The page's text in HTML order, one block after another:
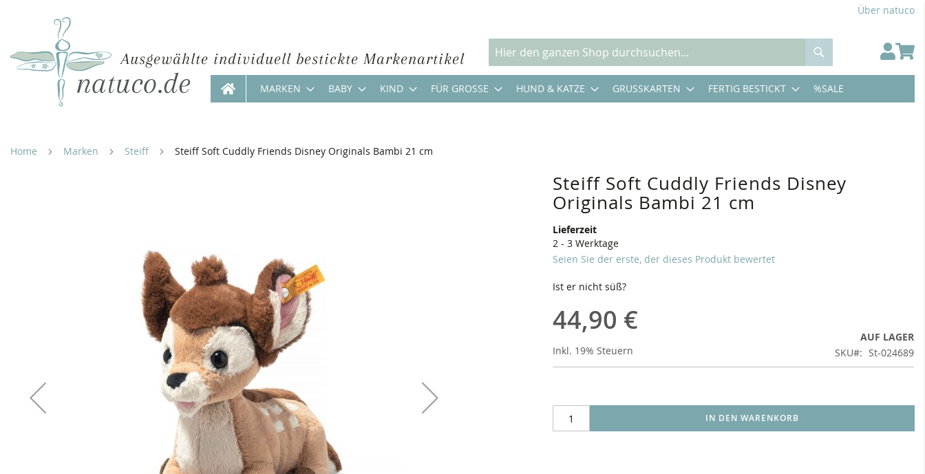
Über natuco
Ausgewählte individuell bestickte Markenartikel Suche
MARKEN BABY KIND FÜR GROSSE HUND & KATZE GRUSSKARTEN FERTIG BESTICKT %SALE
Inhalt
Home Marken Steiff Steiff Soft Cuddly Friends Disney Originals Bambi 21 cm
Steiff Soft Cuddly Friends Disney
Originals Bambi 21 cm
Lieferzeit
2 - 3 Werktage
Seien Sie der erste, der dieses Produkt bewertet
Ist er nicht süß?
44,90 €
Inkl. 19% Steuern
AUF LAGER
SKU
St-024689
IN DEN WARENKORB